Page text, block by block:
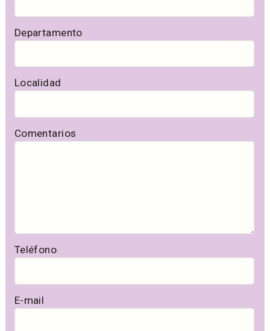
Departamento
Localidad
Comentarios
Teléfono
E-mail